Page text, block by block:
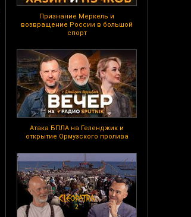
Признание Меркель и
возвращение России в большой
спорт
Атака БПЛА на Геленджик и
открытие Ормузского пролива